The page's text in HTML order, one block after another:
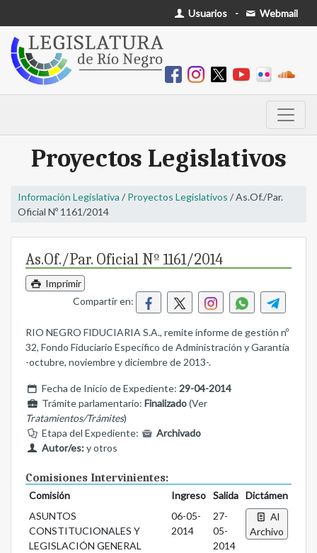
Usuarios - Webmail
Proyectos Legislativos
Información Legislativa / Proyectos Legislativos / As.Of./Par.
Oficial Nº 1161/2014
As.Of./Par. Oficial Nº 1161/2014
Imprimir
Compartir en:
RIO NEGRO FIDUCIARIA S.A., remite informe de gestión nº
32, Fondo Fiduciario Específico de Administración y Garantía
-octubre, noviembre y diciembre de 2013-.
Fecha de Inicio de Expediente: 29-04-2014
Trámite parlamentario: Finalizado(Ver
Tratamientos/Trámites)
Etapa del Expediente:
Archivado
Autor/es:y otros
Comisiones Intervinientes:
Comisión Ingreso Salida
Dictámen
ASUNTOS
CONSTITUCIONALES Y
LEGISLACIÓN GENERAL
06-05-
2014
27-
05-
2014
Al
Archivo